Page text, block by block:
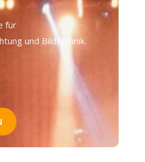
für
und Bildtechnik.